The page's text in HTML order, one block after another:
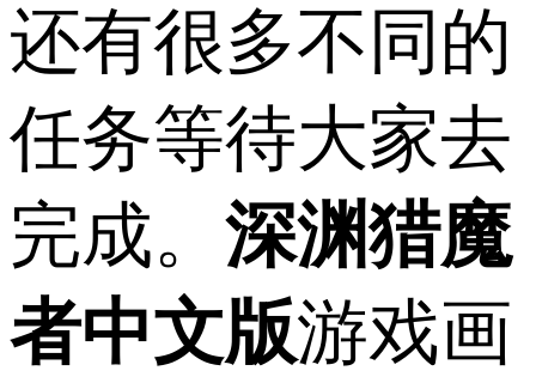
还有很多不同的
任务等待大家去
完成。 深渊猎魔
者中文版游戏画